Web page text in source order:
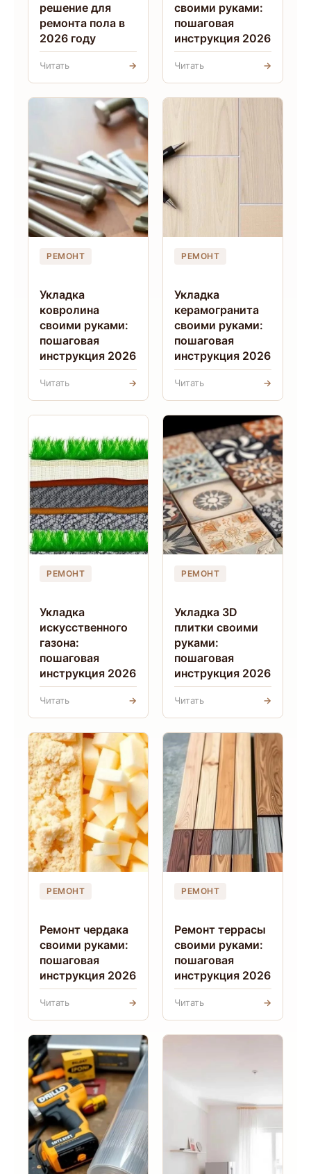
решение для
ремонта пола в
2026 году
Читать →
своими руками:
пошаговая
инструкция 2026
Читать →
РЕМОНТ
Укладка
ковролина
своими руками:
пошаговая
инструкция 2026
Читать →
РЕМОНТ
Укладка
керамогранита
своими руками:
пошаговая
инструкция 2026
Читать →
РЕМОНТ
Укладка
искусственного
газона:
пошаговая
инструкция 2026
Читать →
РЕМОНТ
Укладка 3D
плитки своими
руками:
пошаговая
инструкция 2026
Читать →
РЕМОНТ
Ремонт чердака
своими руками:
пошаговая
инструкция 2026
Читать →
РЕМОНТ
Ремонт террасы
своими руками:
пошаговая
инструкция 2026
Читать →